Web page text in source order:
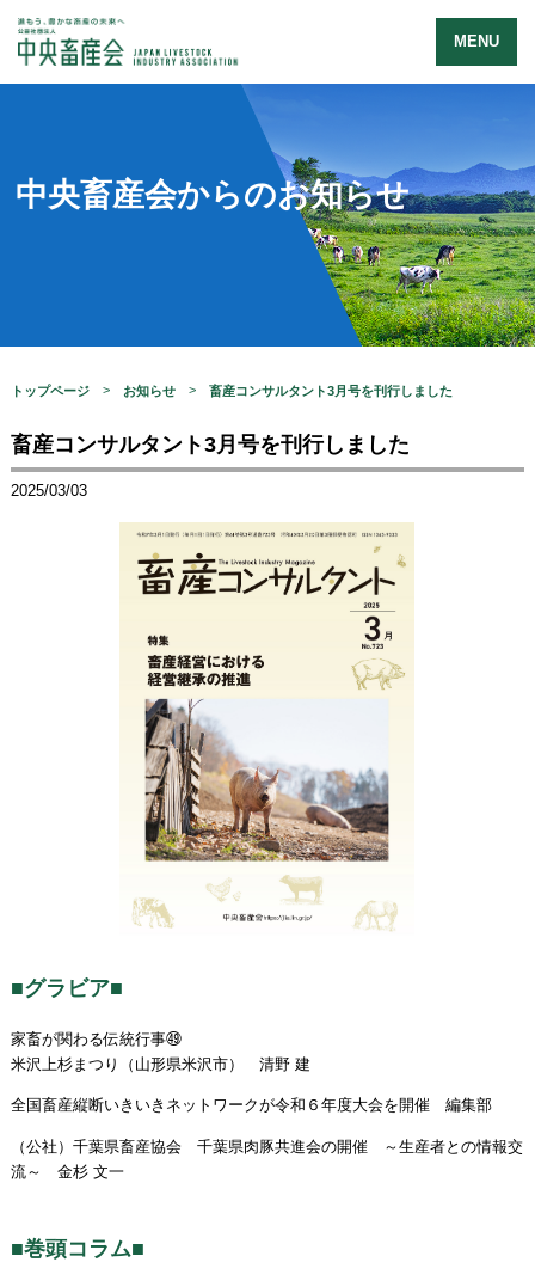
MENU
中央畜産会からのお知らせ
トップページ お知らせ 畜産コンサルタント3月号を刊行しました
畜産コンサルタント3月号を刊行しました
2025/03/03
■グラビア■
家畜が関わる伝統行事㊾
米沢上杉まつり（山形県米沢市） 清野 建
全国畜産縦断いきいきネットワークが令和６年度大会を開催 編集部
（公社）千葉県畜産協会 千葉県肉豚共進会の開催 ～生産者との情報交
流～ 金杉 文一
■巻頭コラム■